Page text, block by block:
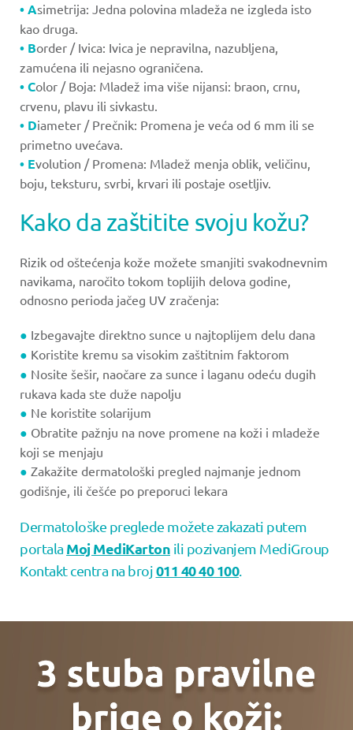
• Asimetrija: Jedna polovina mladeža ne izgleda isto
kao druga.
• Border / Ivica: Ivica je nepravilna, nazubljena,
zamućena ili nejasno ograničena.
• Color / Boja: Mladež ima više nijansi: braon, crnu,
crvenu, plavu ili sivkastu.
• Diameter / Prečnik: Promena je veća od 6 mm ili se
primetno uvećava.
• Evolution / Promena: Mladež menja oblik, veličinu,
boju, teksturu, svrbi, krvari ili postaje osetljiv.
Kako da zaštitite svoju kožu?
Rizik od oštećenja kože možete smanjiti svakodnevnim
navikama, naročito tokom toplijih delova godine,
odnosno perioda jačeg UV zračenja:
● Izbegavajte direktno sunce u najtoplijem delu dana
● Koristite kremu sa visokim zaštitnim faktorom
● Nosite šešir, naočare za sunce i laganu odeću dugih
rukava kada ste duže napolju
● Ne koristite solarijum
● Obratite pažnju na nove promene na koži i mladeže
koji se menjaju
● Zakažite dermatološki pregled najmanje jednom
godišnje, ili češće po preporuci lekara
Dermatološke preglede možete zakazati putem
portala Moj MediKarton ili pozivanjem MediGroup
Kontakt centra na broj011 40 40 100.